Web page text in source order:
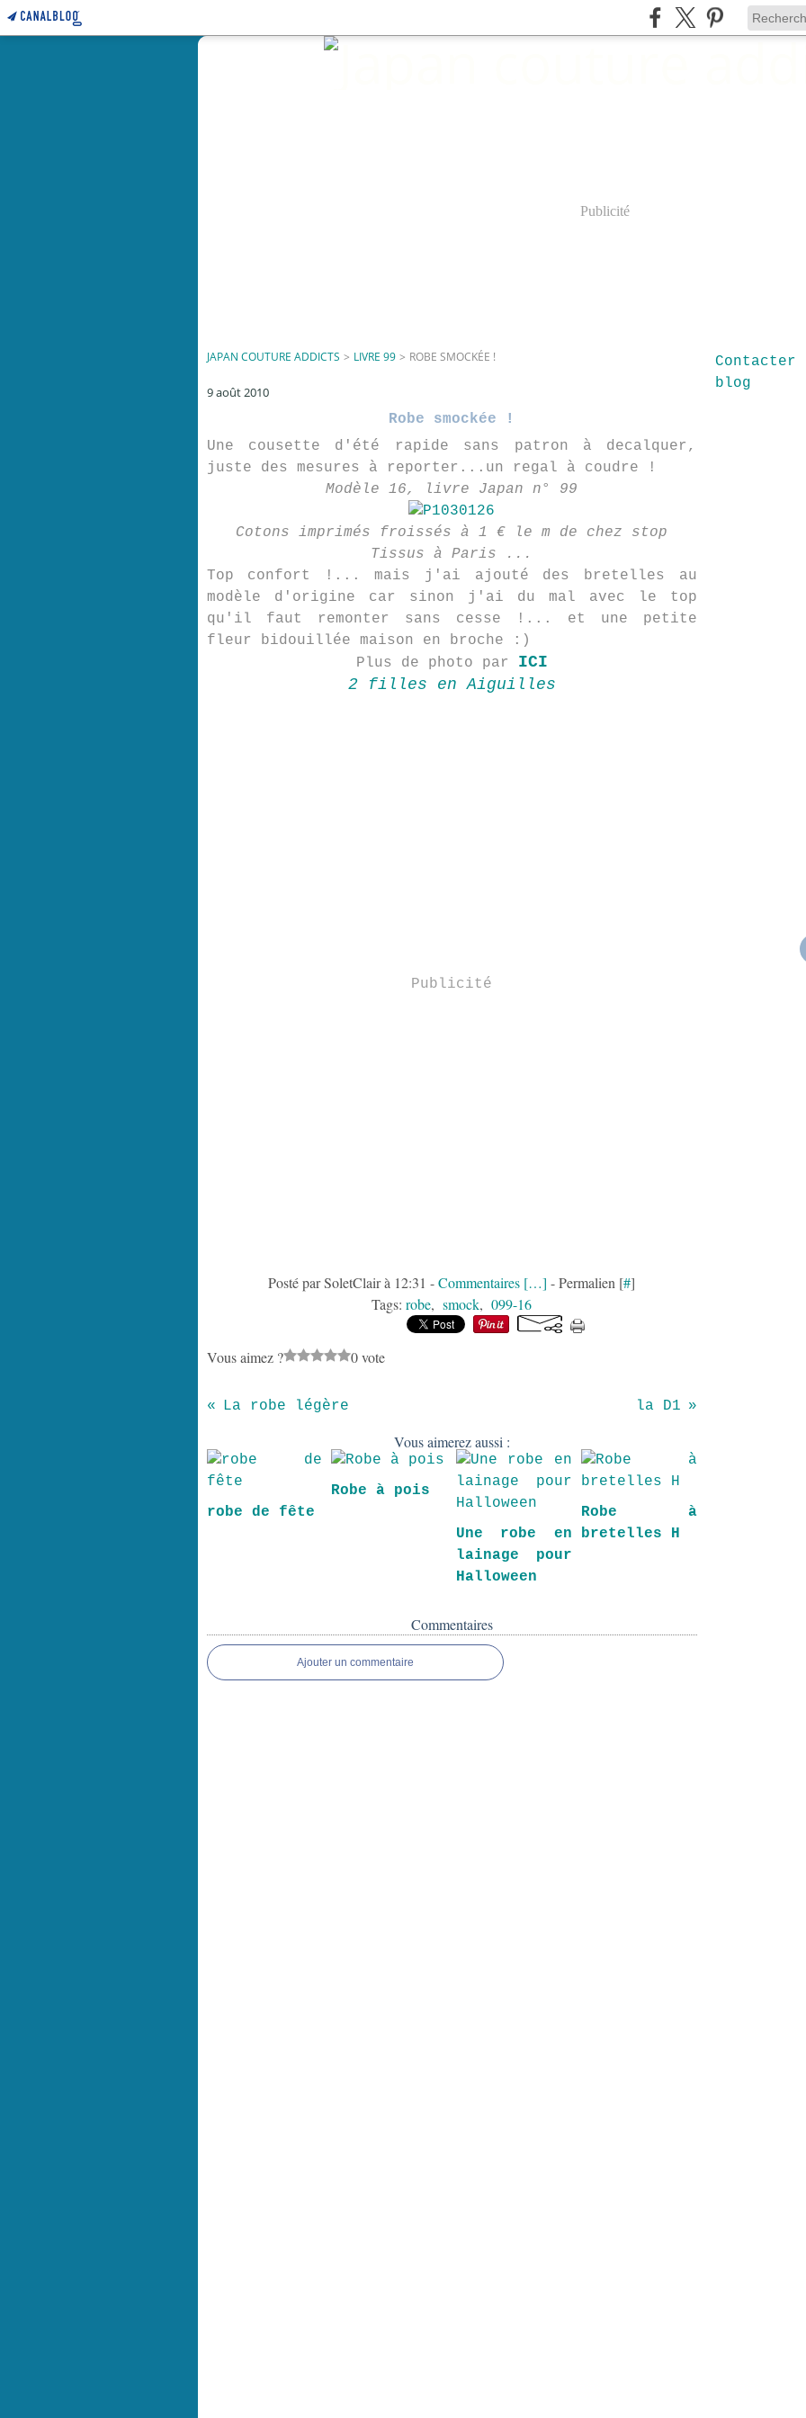
Publicité
JAPAN COUTURE ADDICTS > LIVRE 99 > ROBE SMOCKÉE !
9 août 2010
Robe smockée !
Une cousette d'été rapide sans patron à decalquer,
juste des mesures à reporter...un regal à coudre !
Modèle 16, livre Japan n° 99
Cotons imprimés froissés à 1 € le m de chez stop
Tissus à Paris ...
Top confort !... mais j'ai ajouté des bretelles au
modèle d'origine car sinon j'ai du mal avec le top
qu'il faut remonter sans cesse !... et une petite
fleur bidouillée maison en broche :)
Plus de photo par ICI
2 filles en Aiguilles
Publicité
Posté par SoletClair à 12:31 -Commentaires […] - Permalien [#]
Tags: robe, smock, 099-16
Vous aimez ? 0 vote
La robe légère la D1
Vous aimerez aussi :
robe de fête
Robe à pois
Une robe en
lainage pour
Halloween
Robe à
bretelles H
Commentaires
Ajouter un commentaire
blog